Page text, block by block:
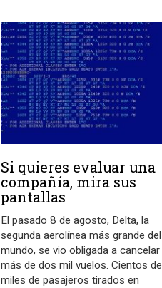
Si quieres evaluar una
compañía, mira sus
pantallas
El pasado 8 de agosto, Delta, la
segunda aerolínea más grande del
mundo, se vio obligada a cancelar
más de dos mil vuelos. Cientos de
miles de pasajeros tirados en